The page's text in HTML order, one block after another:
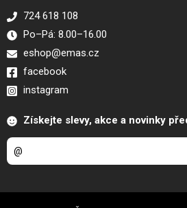
724 618 108
Po–Pá: 8.00–16.00
eshop@emas.cz
facebook
instagram
Získejte slevy, akce a novinky